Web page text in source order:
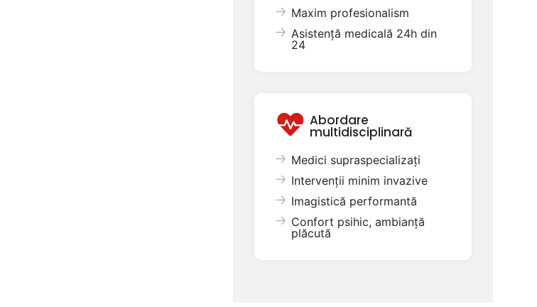
Maxim profesionalism
Asistență medicală 24h din
24
Abordare
multidisciplinară
Medici supraspecializați
Intervenții minim invazive
Imagistică performantă
Confort psihic, ambianță
plăcută